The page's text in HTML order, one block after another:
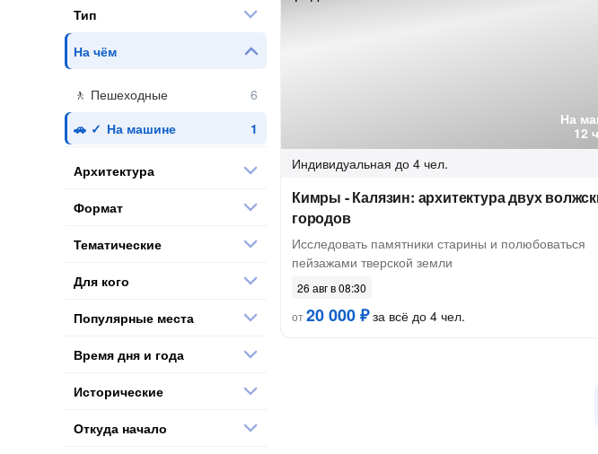
На
12
Индивидуальная до 4 чел.
Кимры - Калязин: архитектура двух
городов
Исследовать памятники старины и полюбоваться
пейзажами тверской земли
26 авг в 08:30
от20 000 ₽за всё до 4 чел.
Тип
На чём
Пешеходные
На машине
Архитектура
Формат
Тематические
Для кого
Популярные места
Время дня и года
Исторические
Откуда начало